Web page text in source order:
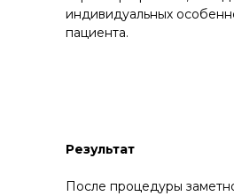
Результат
После процедуры
индивидуальных
пациента.